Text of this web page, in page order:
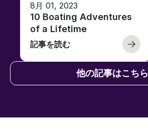
8月 01, 2023
10 Boating Adventures
of a Lifetime
記事を読む
他の記事はこちら